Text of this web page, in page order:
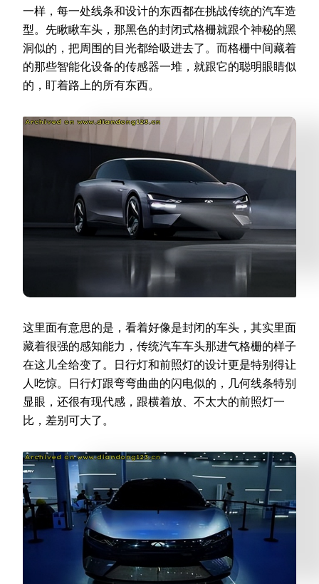
一样，每一处线条和设计的东西都在挑战传统的汽车造
型。先瞅瞅车头，那黑色的封闭式格栅就跟个神秘的黑
洞似的，把周围的目光都给吸进去了。而格栅中间藏着
的那些智能化设备的传感器一堆，就跟它的聪明眼睛似
的，盯着路上的所有东西。
这里面有意思的是，看着好像是封闭的车头，其实里面
藏着很强的感知能力，传统汽车车头那进气格栅的样子
在这儿全给变了。日行灯和前照灯的设计更是特别得让
人吃惊。日行灯跟弯弯曲曲的闪电似的，几何线条特别
显眼，还很有现代感，跟横着放、不太大的前照灯一
比，差别可大了。